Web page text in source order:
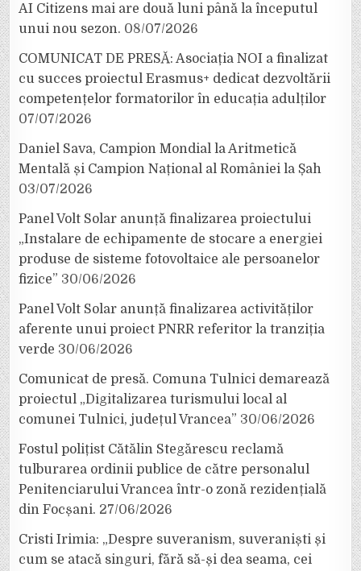
AI Citizens mai are două luni până la începutul
unui nou sezon. 08/07/2026
COMUNICAT DE PRESĂ: Asociația NOI a finalizat
cu succes proiectul Erasmus+ dedicat dezvoltării
competențelor formatorilor în educația adulților
07/07/2026
Daniel Sava, Campion Mondial la Aritmetică
Mentală și Campion Național al României la Șah
03/07/2026
Panel Volt Solar anunță finalizarea proiectului
„Instalare de echipamente de stocare a energiei
produse de sisteme fotovoltaice ale persoanelor
fizice” 30/06/2026
Panel Volt Solar anunță finalizarea activităților
aferente unui proiect PNRR referitor la tranziția
verde 30/06/2026
Comunicat de presă. Comuna Tulnici demarează
proiectul „Digitalizarea turismului local al
comunei Tulnici, județul Vrancea” 30/06/2026
Fostul polițist Cătălin Stegărescu reclamă
tulburarea ordinii publice de către personalul
Penitenciarului Vrancea într-o zonă rezidențială
din Focșani. 27/06/2026
Cristi Irimia: „Despre suveranism, suveraniști și
cum se atacă singuri, fără să-și dea seama, cei